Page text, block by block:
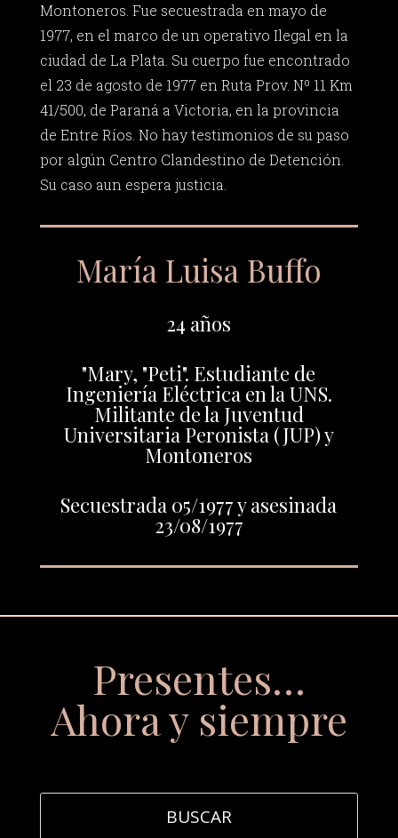
Montoneros. Fue secuestrada en mayo de
1977, en el marco de un operativo Ilegal en la
ciudad de La Plata. Su cuerpo fue encontrado
el 23 de agosto de 1977 en Ruta Prov. Nº 11 Km
41/500, de Paraná a Victoria, en la provincia
de Entre Ríos. No hay testimonios de su paso
por algún Centro Clandestino de Detención.
Su caso aun espera justicia.
María Luisa Buffo
24 años
"Mary, "Peti". Estudiante de
Ingeniería Eléctrica en la UNS.
Militante de la Juventud
Universitaria Peronista (JUP) y
Montoneros
Secuestrada 05/1977 y asesinada
23/08/1977
Presentes…
Ahora y siempre